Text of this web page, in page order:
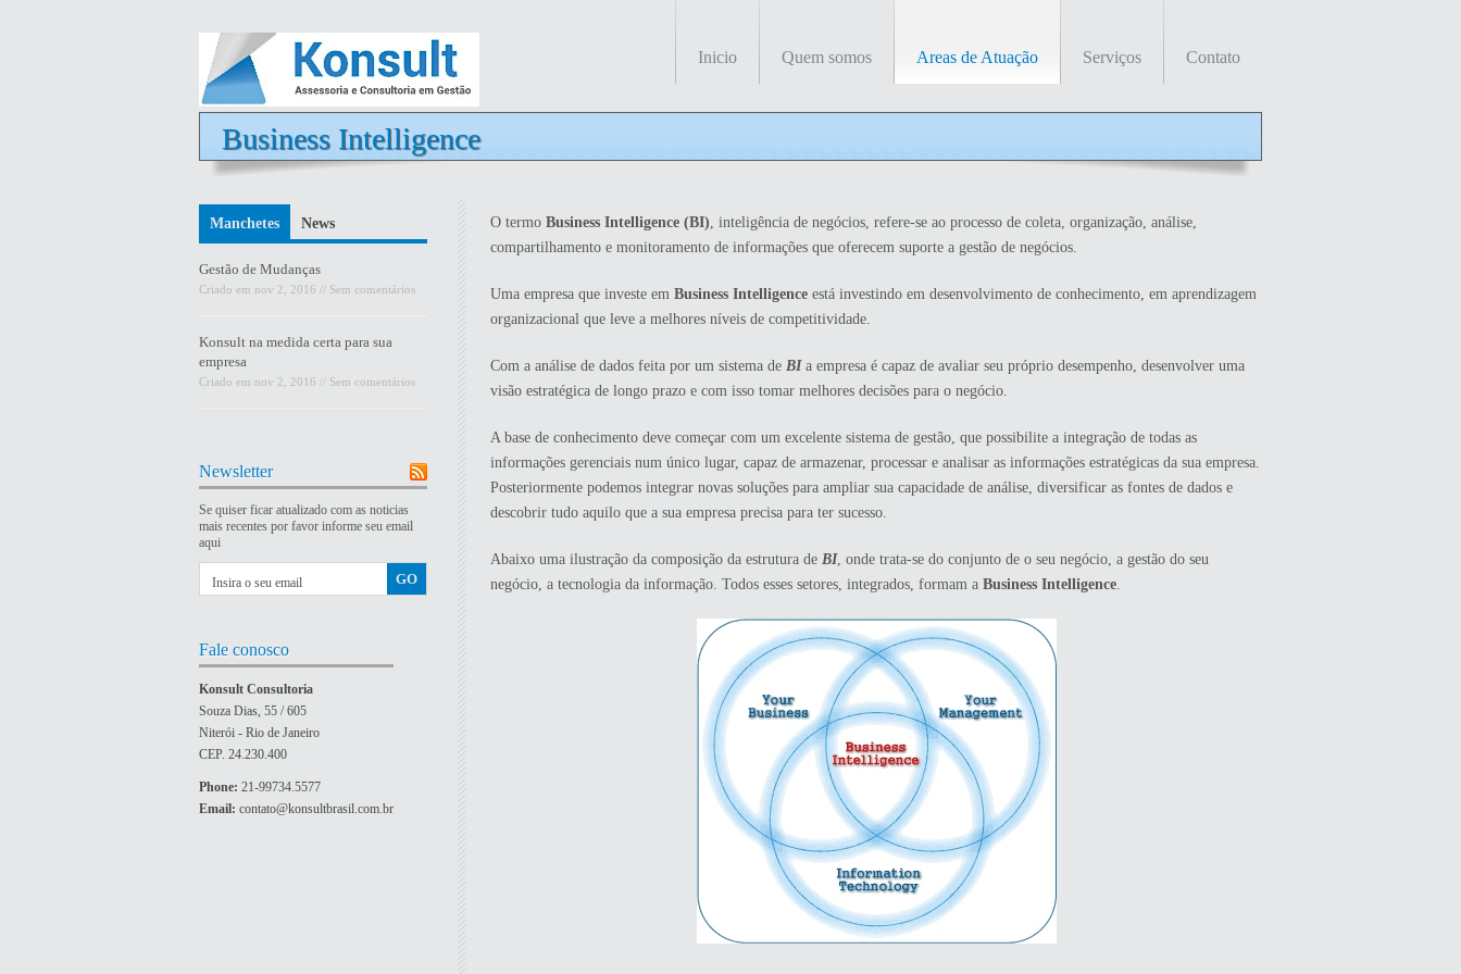
Inicio Quem somos Areas de Atuação Serviços Contato
Business Intelligence
O termo Business Intelligence (BI), inteligência de negócios, refere-se ao processo de coleta, organização, análise,
compartilhamento e monitoramento de informações que oferecem suporte a gestão de negócios.
Uma empresa que investe em Business Intelligence está investindo em desenvolvimento de conhecimento, em aprendizagem
organizacional que leve a melhores níveis de competitividade.
Com a análise de dados feita por um sistema de BIa empresa é capaz de avaliar seu próprio desempenho, desenvolver uma
visão estratégica de longo prazo e com isso tomar melhores decisões para o negócio.
A base de conhecimento deve começar com um excelente sistema de gestão, que possibilite a integração de todas as
informações gerenciais num único lugar, capaz de armazenar, processar e analisar as informações estratégicas da sua empresa.
Posteriormente podemos integrar novas soluções para ampliar sua capacidade de análise, diversificar as fontes de dados e
descobrir tudo aquilo que a sua empresa precisa para ter sucesso.
Abaixo uma ilustração da composição da estrutura de BI, onde trata-se do conjunto de o seu negócio, a gestão do seu
negócio, a tecnologia da informação. Todos esses setores, integrados, formam a Business Intelligence.
Manchetes News
Gestão de Mudanças
Criado em nov 2, 2016 // Sem comentários
Konsult na medida certa para sua
empresa
Criado em nov 2, 2016 // Sem comentários
Newsletter
Se quiser ficar atualizado com as noticias
mais recentes por favor informe seu email
aqui
Fale conosco
Konsult Consultoria
Souza Dias, 55 / 605
Niterói - Rio de Janeiro
CEP. 24.230.400
Phone: 21-99734.5577
Email: contato@konsultbrasil.com.br